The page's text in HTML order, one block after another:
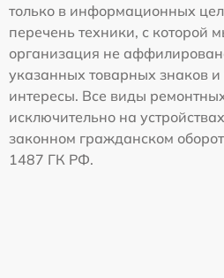
только в информационных
перечень техники, с которой
организация не
указанных товарных знаков и
интересы. Все виды
исключительно на
законном гражданском
1487 ГК РФ.